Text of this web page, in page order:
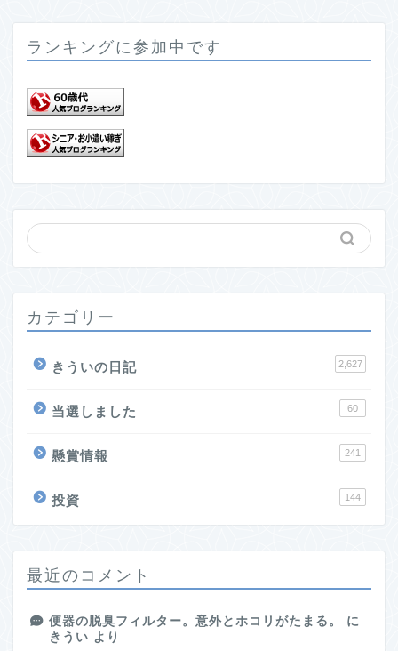
ランキングに参加中です
カテゴリー
きういの日記 2,627
当選しました 60
懸賞情報 241
投資 144
最近のコメント
便器の脱臭フィルター。意外とホコリがたまる。
に
きうい より